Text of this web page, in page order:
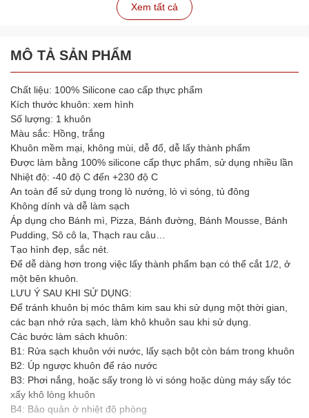
Xem tất cả
MÔ TẢ SẢN PHẨM
Chất liệu: 100% Silicone cao cấp thực phẩm
Kích thước khuôn: xem hình
Số lượng: 1 khuôn
Màu sắc: Hồng, trắng
Khuôn mềm mại, không mùi, dễ đổ, dễ lấy thành phẩm
Được làm bằng 100% silicone cấp thực phẩm, sử dụng nhiều lần
Nhiệt độ: -40 độ C đến +230 độ C
An toàn để sử dụng trong lò nướng, lò vi sóng, tủ đông
Không dính và dễ làm sạch
Áp dụng cho Bánh mì, Pizza, Bánh đường, Bánh Mousse, Bánh
Pudding, Sô cô la, Thạch rau câu…
Tạo hình đẹp, sắc nét.
Để dễ dàng hơn trong việc lấy thành phẩm bạn có thể cắt 1/2, ở
một bên khuôn.
LƯU Ý SAU KHI SỬ DỤNG:
Để tránh khuôn bị móc thâm kim sau khi sử dụng một thời gian,
các bạn nhớ rửa sạch, làm khô khuôn sau khi sử dụng.
Các bước làm sách khuôn:
B1: Rửa sạch khuôn với nước, lấy sạch bột còn bám trong khuôn
B2: Úp ngược khuôn để ráo nước
B3: Phơi nắng, hoặc sấy trong lò vi sóng hoặc dùng máy sấy tóc
xấy khô lòng khuôn
B4: Bảo quản ở nhiệt độ phòng